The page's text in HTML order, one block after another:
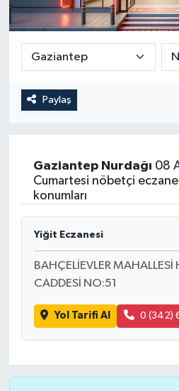
Paylaş
Gaziantep Nurdağı 08
Cumartesi nöbetçi
konumları
Yiğit Eczanesi
BAHÇELİEVLER MAHALLESİ
CADDESİ NO:51
Yol Tarifi Al 0 (342)